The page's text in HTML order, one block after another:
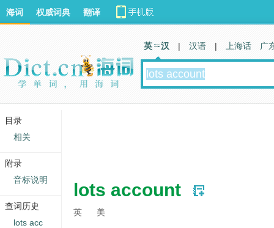
lots account
英 美
海词 权威词典 翻译
英 汉 | 汉语 | 上海话 广
目录
相关
附录
音标说明
查词历史
lots acc